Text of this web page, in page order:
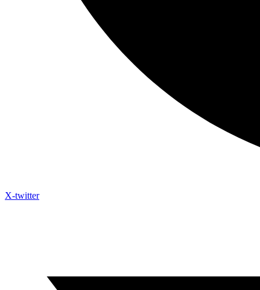
X-twitter